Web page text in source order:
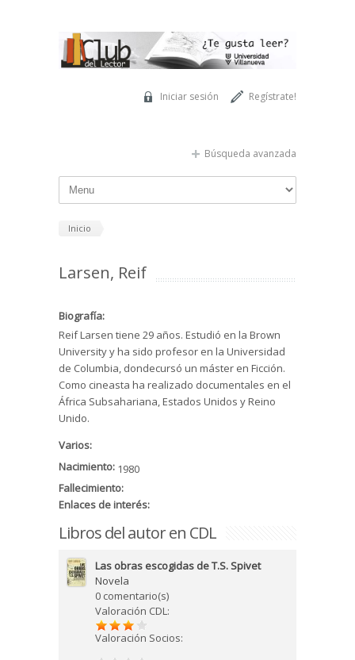
Regístrate!
Iniciar sesión
Búsqueda avanzada
Inicio
Larsen, Reif
Biografía:
Reif Larsen tiene 29 años. Estudió en la Brown
University y ha sido profesor en la Universidad
de Columbia, dondecursó un máster en Ficción.
Como cineasta ha realizado documentales en el
África Subsahariana, Estados Unidos y Reino
Unido.
Varios:
Nacimiento: 1980
Fallecimiento:
Enlaces de interés:
Libros del autor en CDL
Las obras escogidas de T.S. Spivet
Novela
0 comentario(s)
Valoración CDL:
Valoración Socios: